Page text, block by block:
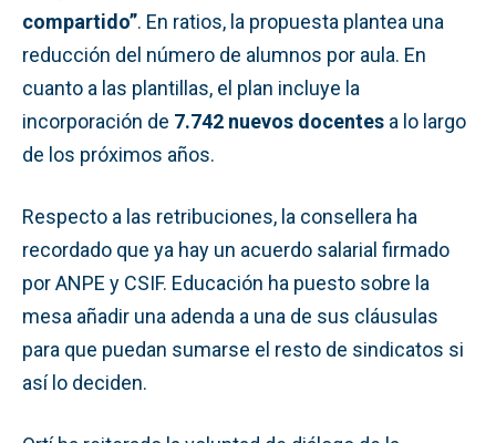
compartido”. En ratios, la propuesta plantea una
reducción del número de alumnos por aula. En
cuanto a las plantillas, el plan incluye la
incorporación de 7.742 nuevos docentes a lo largo
de los próximos años.
Respecto a las retribuciones, la consellera ha
recordado que ya hay un acuerdo salarial firmado
por ANPE y CSIF. Educación ha puesto sobre la
mesa añadir una adenda a una de sus cláusulas
para que puedan sumarse el resto de sindicatos si
así lo deciden.